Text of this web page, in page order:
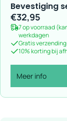
Bevestiging
€32,95
7 op voorraad
werkdagen
Gratis verzending
10% korting bij
Meer info